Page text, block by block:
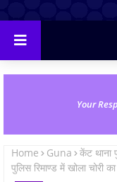
Your
Home Guna
केंट थाना
पुलिस रिमाण्ड में खोला चोरी